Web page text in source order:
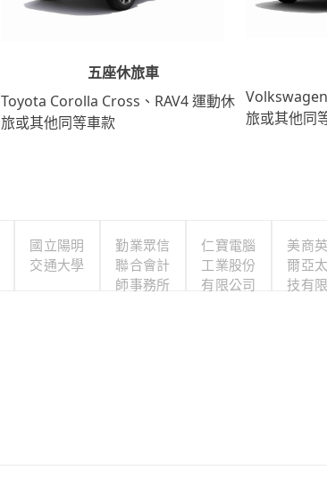
五座休旅車
Toyota Corolla Cross、RAV4 運動休
旅或其他同等車款
旅或其他同
國立陽明
交通大學
勤業眾信
聯合會計
師事務所
仁寶電腦
工業股份
有限公司
美商
爾亞
技有